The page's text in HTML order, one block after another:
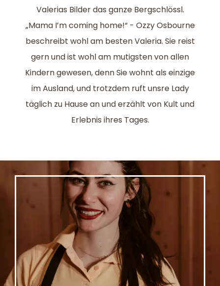
Valerias Bilder das ganze Bergschlössl.
„Mama I’m coming home!“ - Ozzy Osbourne
beschreibt wohl am besten Valeria. Sie reist
gern und ist wohl am mutigsten von allen
Kindern gewesen, denn Sie wohnt als einzige
im Ausland, und trotzdem ruft unsre Lady
täglich zu Hause an und erzählt von Kult und
Erlebnis ihres Tages.